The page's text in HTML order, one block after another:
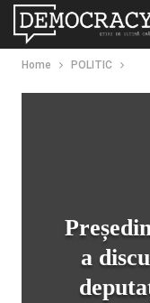
Home POLITIC
a